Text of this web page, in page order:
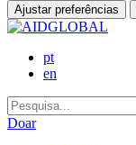
Ajustar preferências
pt
en
Doar